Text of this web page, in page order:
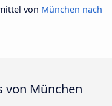
von München nach
von München